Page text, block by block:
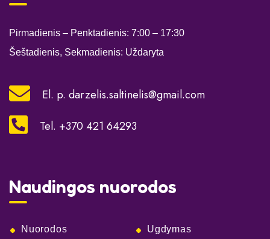
Pirmadienis – Penktadienis: 7:00 – 17:30
Šeštadienis, Sekmadienis: Uždaryta
El. p. darzelis.saltinelis@gmail.com
Tel. +370 421 64293
Naudingos nuorodos
Nuorodos Ugdymas